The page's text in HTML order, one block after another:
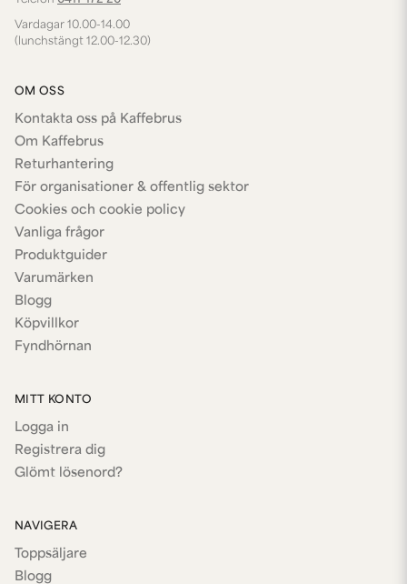
Vardagar 10.00-14.00
(lunchstängt 12.00-12.30)
OM OSS
Kontakta oss på Kaffebrus
Om Kaffebrus
Returhantering
För organisationer & offentlig sektor
Cookies och cookie policy
Vanliga frågor
Produktguider
Varumärken
Blogg
Köpvillkor
Fyndhörnan
MITT KONTO
Logga in
Registrera dig
Glömt lösenord?
NAVIGERA
Toppsäljare
Blogg